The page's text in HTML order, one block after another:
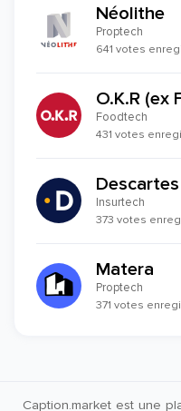
Néolithe
Proptech
641 votes
O.K.R (ex
Foodtech
431 votes
Insurtech
373 votes
Matera
Proptech
371 votes
Caption.market est une